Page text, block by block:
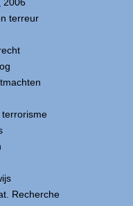
terreur
terrorisme
Recherche